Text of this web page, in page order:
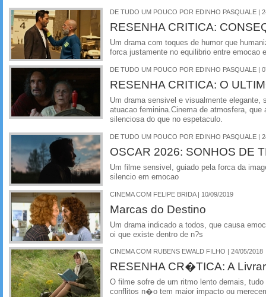
DE TUDO UM POUCO POR EDINHO PASQUALE |
RESENHA CRITICA:
Um drama com toques de humor que
forca justamente no equilibrio entre emocao
DE TUDO UM POUCO POR EDINHO PASQUALE |
RESENHA CRITICA: O
Um drama sensivel e visualmente elegante,
atuacao feminina.Cinema de atmosfera, que
silenciosa do que no espetaculo.
DE TUDO UM POUCO POR EDINHO PASQUALE |
OSCAR 2026: SONHOS DE
Um filme sensivel, guiado pela forca da
silencio em emocao
CINEMA COM FELIPE BRIDA | 10/09/2019
Marcas do Destino
Um drama indicado a todos, que causa
oi que existe dentro de n?s
CINEMA COM RUBENS EWALD FILHO | 24/05/2018
RESENHA CR�TICA: A
O filme sofre de um ritmo lento demais,
conflitos n�o tem maior impacto ou